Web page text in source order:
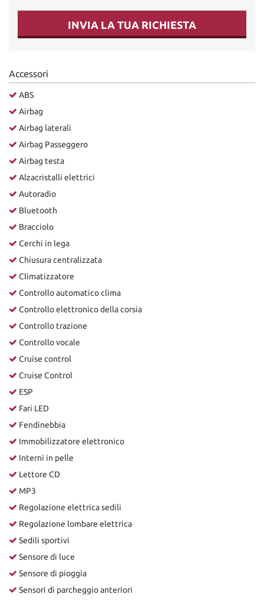
INVIA LA TUA RICHIESTA
Accessori
ABS
Airbag
Airbag laterali
Airbag Passeggero
Airbag testa
Alzacristalli elettrici
Autoradio
Bluetooth
Bracciolo
Cerchi in lega
Chiusura centralizzata
Climatizzatore
Controllo automatico clima
Controllo elettronico della corsia
Controllo trazione
Controllo vocale
Cruise control
Cruise Control
ESP
Fari LED
Fendinebbia
Immobilizzatore elettronico
Interni in pelle
Lettore CD
MP3
Regolazione elettrica sedili
Regolazione lombare elettrica
Sedili sportivi
Sensore di luce
Sensore di pioggia
Sensori di parcheggio anteriori